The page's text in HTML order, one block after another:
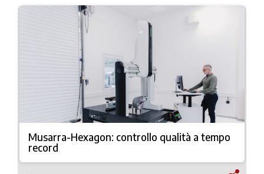
Musarra-Hexagon: controllo qualità a tempo
record